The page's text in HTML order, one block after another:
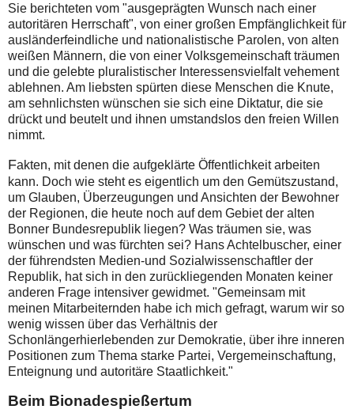
Sie berichteten vom "ausgeprägten Wunsch nach einer
autoritären Herrschaft", von einer großen Empfänglichkeit für
ausländerfeindliche und nationalistische Parolen, von alten
weißen Männern, die von einer Volksgemeinschaft träumen
und die gelebte pluralistischer Interessensvielfalt vehement
ablehnen. Am liebsten spürten diese Menschen die Knute,
am sehnlichsten wünschen sie sich eine Diktatur, die sie
drückt und beutelt und ihnen umstandslos den freien Willen
nimmt.
Fakten, mit denen die aufgeklärte Öffentlichkeit arbeiten
kann. Doch wie steht es eigentlich um den Gemütszustand,
um Glauben, Überzeugungen und Ansichten der Bewohner
der Regionen, die heute noch auf dem Gebiet der alten
Bonner Bundesrepublik liegen? Was träumen sie, was
wünschen und was fürchten sei? Hans Achtelbuscher, einer
der führendsten Medien-und Sozialwissenschaftler der
Republik, hat sich in den zurückliegenden Monaten keiner
anderen Frage intensiver gewidmet. "Gemeinsam mit
meinen Mitarbeiternden habe ich mich gefragt, warum wir so
wenig wissen über das Verhältnis der
Schonlängerhierlebenden zur Demokratie, über ihre inneren
Positionen zum Thema starke Partei, Vergemeinschaftung,
Enteignung und autoritäre Staatlichkeit."
Beim Bionadespießertum